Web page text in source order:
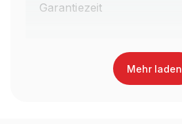
Garantiezeit
Mehr laden